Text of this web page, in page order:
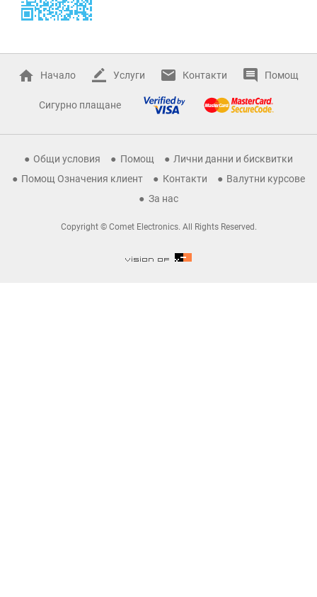
Начало Услуги Контакти Помощ
Сигурно плащане
Общи условия Помощ
Лични данни и бисквитки
Помощ Означения клиент
Контакти
Валутни курсове
За нас
Copyright © Comet Electronics. All Rights Reserved.